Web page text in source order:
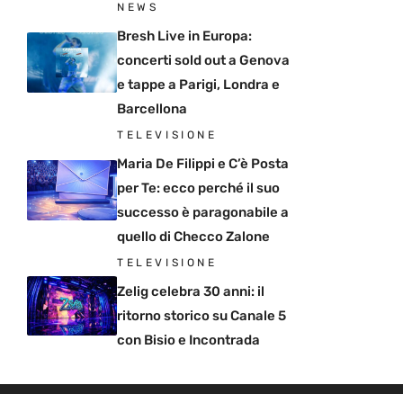
NEWS
Bresh Live in Europa:
concerti sold out a Genova
e tappe a Parigi, Londra e
Barcellona
TELEVISIONE
Maria De Filippi e C’è Posta
per Te: ecco perché il suo
successo è paragonabile a
quello di Checco Zalone
TELEVISIONE
Zelig celebra 30 anni: il
ritorno storico su Canale 5
con Bisio e Incontrada